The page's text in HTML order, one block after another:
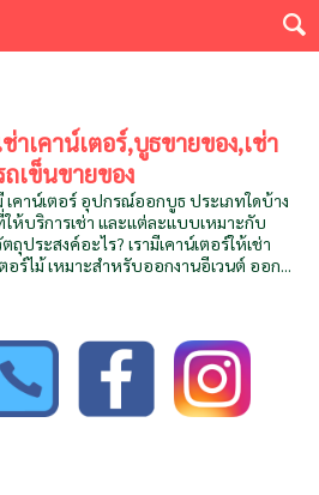
ช่าเคาน์เตอร์,บูธขายของ,เช่า
ถเข็นขายของ
เคาน์เตอร์ อุปกรณ์ออกบูธ ประเภทใดบ้าง
ให้บริการเช่า และแต่ละแบบเหมาะกับ
ถุประสงค์อะไร? เรามีเคาน์เตอร์ให้เช่า
อร์ไม้ เหมาะสำหรับออกงานอีเวนต์ ออก...